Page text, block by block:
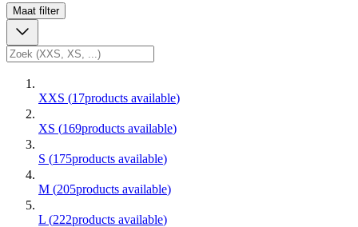
Maat filter
XXS (17products available)
XS (169products available)
S (175products available)
M (205products available)
L (222products available)